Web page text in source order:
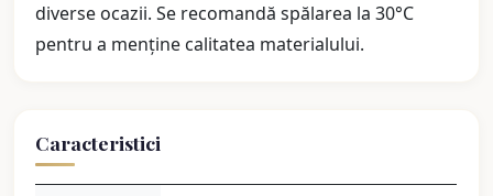
diverse ocazii. Se recomandă spălarea la 30°C
pentru a menține calitatea materialului.
Caracteristici